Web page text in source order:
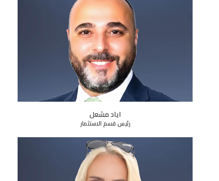
اياد مشعل
رئيس قسم الاستثمار